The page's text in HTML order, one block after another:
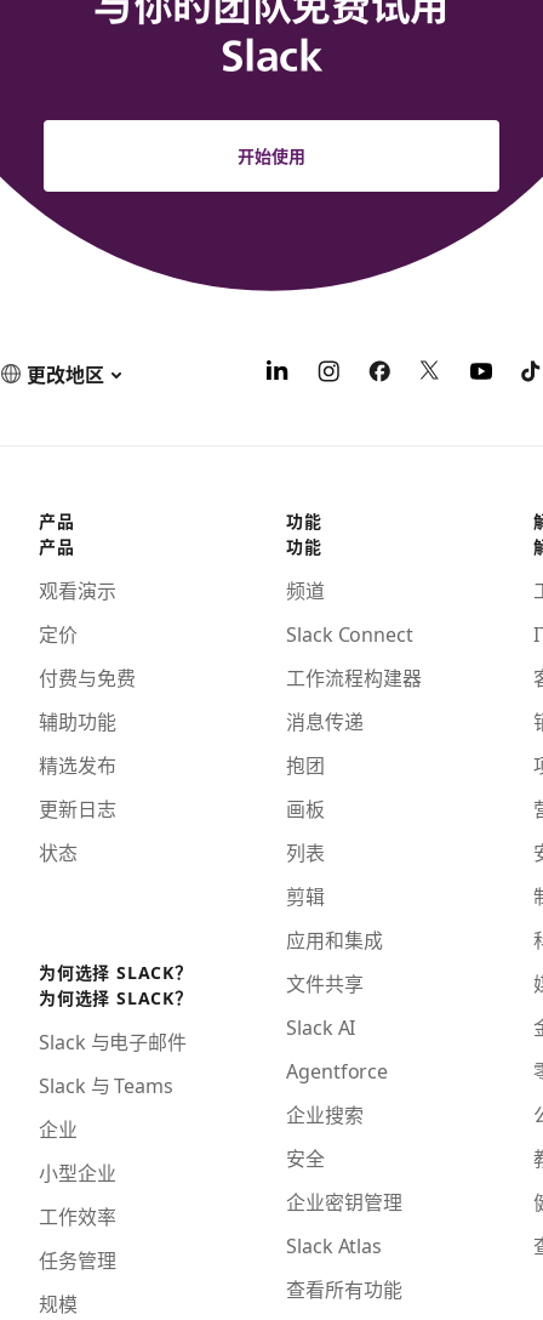
Slack
开始使用
更改地区
产品
产品
观看演示
定价
付费与免费
辅助功能
精选发布
更新日志
状态
为何选择 SLACK？
为何选择 SLACK？
Slack 与电子邮件
Slack 与 Teams
企业
小型企业
工作效率
任务管理
规模
功能
功能
频道
Slack Connect
工作流程构建器
消息传递
抱团
画板
列表
剪辑
应用和集成
文件共享
Slack AI
Agentforce
企业搜索
安全
企业密钥管理
Slack Atlas
查看所有功能